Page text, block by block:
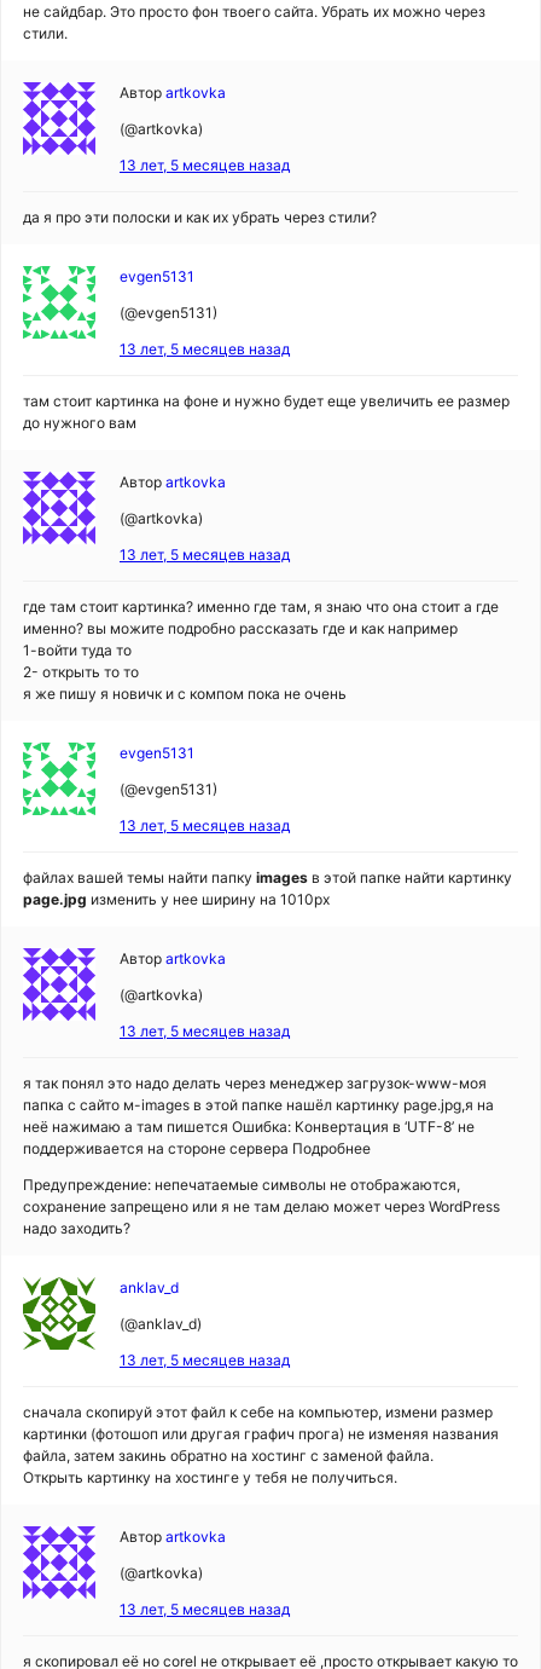
не сайдбар. Это просто фон твоего сайта. Убрать их можно через
стили.
Автор artkovka
(@artkovka)
13 лет, 5 месяцев назад
да я про эти полоски и как их убрать через стили?
evgen5131
(@evgen5131)
13 лет, 5 месяцев назад
там стоит картинка на фоне и нужно будет еще увеличить ее размер
до нужного вам
Автор artkovka
(@artkovka)
13 лет, 5 месяцев назад
где там стоит картинка? именно где там, я знаю что она стоит а где
именно? вы можите подробно рассказать где и как например
1-войти туда то
2- открыть то то
я же пишу я новичк и с компом пока не очень
evgen5131
(@evgen5131)
13 лет, 5 месяцев назад
файлах вашей темы найти папку images в этой папке найти картинку
page.jpg изменить у нее ширину на 1010px
Автор artkovka
(@artkovka)
13 лет, 5 месяцев назад
я так понял это надо делать через менеджер загрузок-www-моя
папка с сайто м-images в этой папке нашёл картинку page.jpg,я на
неё нажимаю а там пишется Ошибка: Конвертация в ‘UTF-8’ не
поддерживается на стороне сервера Подробнее
Предупреждение: непечатаемые символы не отображаются,
сохранение запрещено или я не там делаю может через WordPress
надо заходить?
anklav_d
(@anklav_d)
13 лет, 5 месяцев назад
сначала скопируй этот файл к себе на компьютер, измени размер
картинки (фотошоп или другая графич прога) не изменяя названия
файла, затем закинь обратно на хостинг с заменой файла.
Открыть картинку на хостинге у тебя не получиться.
Автор artkovka
(@artkovka)
13 лет, 5 месяцев назад
я скопировал её но corel не открывает её ,просто открывает какую то